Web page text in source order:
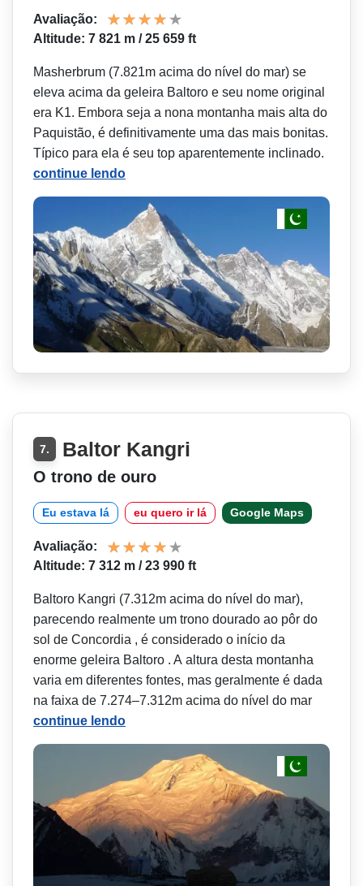
Avaliação:
Altitude: 7 821 m / 25 659 ft
Masherbrum (7.821m acima do nível do mar) se
eleva acima da geleira Baltoro e seu nome original
era K1. Embora seja a nona montanha mais alta do
Paquistão, é definitivamente uma das mais bonitas.
Típico para ela é seu top aparentemente inclinado.
continue lendo
7. Baltor Kangri
O trono de ouro
Eu estava lá eu quero ir lá Google Maps
Avaliação:
Altitude: 7 312 m / 23 990 ft
Baltoro Kangri (7.312m acima do nível do mar),
parecendo realmente um trono dourado ao pôr do
sol de Concordia , é considerado o início da
enorme geleira Baltoro . A altura desta montanha
varia em diferentes fontes, mas geralmente é dada
na faixa de 7.274–7.312m acima do nível do mar
continue lendo